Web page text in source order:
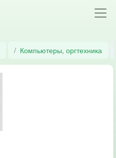
Компьютеры, оргтехника